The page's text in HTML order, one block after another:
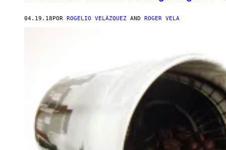
04.19.18 POR ROGELIO VELÁZQUEZ AND ROGER VELA